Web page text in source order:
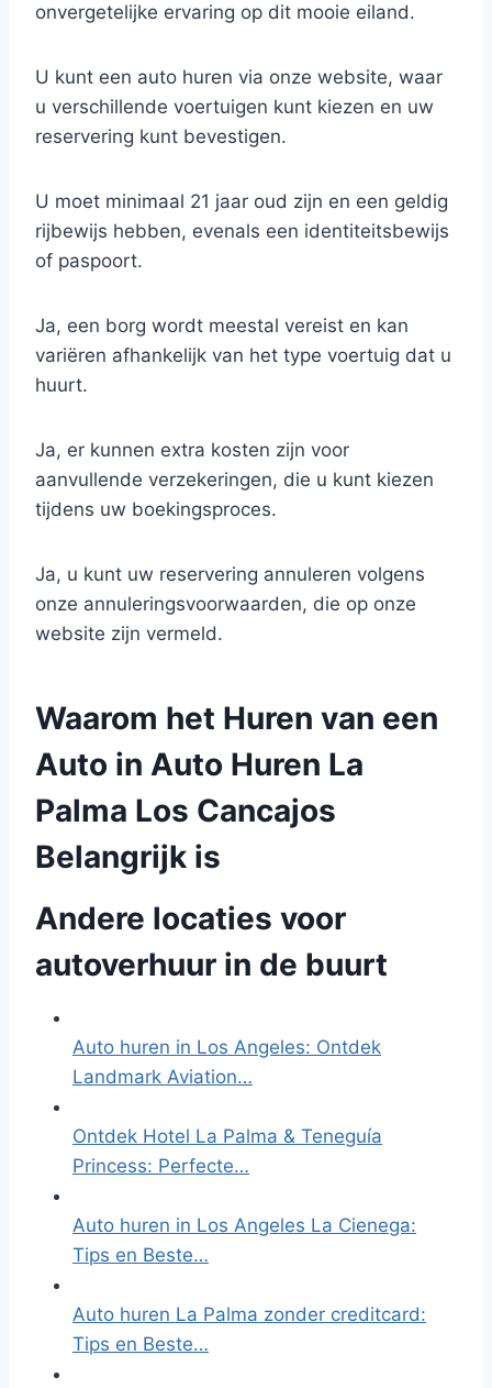
onvergetelijke ervaring op dit mooie eiland.
U kunt een auto huren via onze website, waar
u verschillende voertuigen kunt kiezen en uw
reservering kunt bevestigen.
U moet minimaal 21 jaar oud zijn en een geldig
rijbewijs hebben, evenals een identiteitsbewijs
of paspoort.
Ja, een borg wordt meestal vereist en kan
variëren afhankelijk van het type voertuig dat u
huurt.
Ja, er kunnen extra kosten zijn voor
aanvullende verzekeringen, die u kunt kiezen
tijdens uw boekingsproces.
Ja, u kunt uw reservering annuleren volgens
onze annuleringsvoorwaarden, die op onze
website zijn vermeld.
Waarom het Huren van een
Auto in Auto Huren La
Palma Los Cancajos
Belangrijk is
Andere locaties voor
autoverhuur in de buurt
Auto huren in Los Angeles: Ontdek
Landmark Aviation…
Ontdek Hotel La Palma & Teneguía
Princess: Perfecte…
Auto huren in Los Angeles La Cienega:
Tips en Beste…
Auto huren La Palma zonder creditcard:
Tips en Beste…